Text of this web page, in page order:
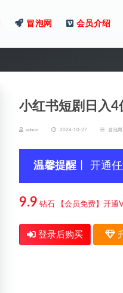
冒泡网 会员介绍
小红书短剧日入
admin 2024-10-27 冒泡网
温馨提醒 丨 开通
9.9 钻石 【会员免费】开通
登录后购买